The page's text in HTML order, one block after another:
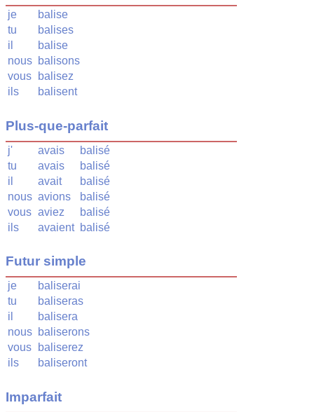
je
balise
tu
balises
il
balise
nous balisons
vous
balisez
ils
balisent
Plus-que-parfait
j' avais
balisé
tu
avais
balisé
il
avait
balisé
nous avions
balisé
vous aviez
balisé
ils
avaient balisé
Futur simple
je
baliserai
tu
baliseras
il
balisera
nous baliserons
vous
baliserez
ils
baliseront
Imparfait